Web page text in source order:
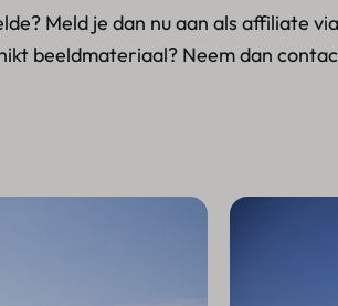
Meld je dan nu aan als affiliate
beeldmateriaal? Neem dan